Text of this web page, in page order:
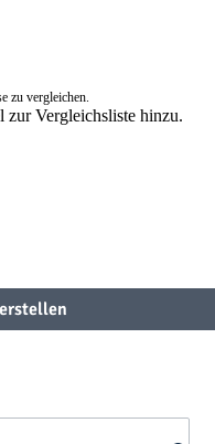
zu vergleichen.
Vergleichsliste hinzu.